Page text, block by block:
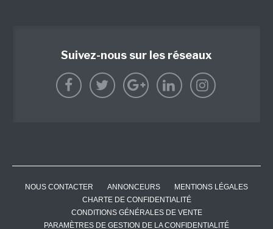
Suivez-nous sur les réseaux
NOUS CONTACTER ANNONCEURS
MENTIONS LÉGALES
CHARTE DE CONFIDENTIALITÉ
CONDITIONS GÉNÉRALES DE VENTE
PARAMÈTRES DE GESTION DE LA CONFIDENTIALITÉ